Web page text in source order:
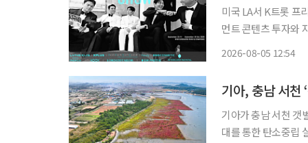
미국 LA서 K트롯 프리미엄 콘
먼트 콘텐츠 투자와
2026-08-05 12:54
기아, 충남 서천
기아가 충남 서천 갯
대를 통한 탄소중립 실천에 나선다. 기아는 28일 서울